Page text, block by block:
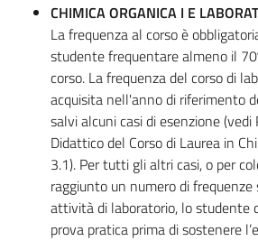
CHIMICA ORGANICA I E
La frequenza al corso è
studente frequentare almeno il
corso. La frequenza del corso di
acquisita nell'anno di riferimento
salvi alcuni casi di esenzione
Didattico del Corso di Laurea in
3.1). Per tutti gli altri casi, o per
raggiunto un numero di
attività di laboratorio, lo studente
prova pratica prima di sostenere